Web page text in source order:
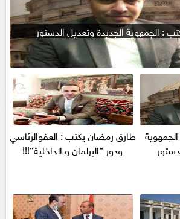
: الجمهوية الجديدة وتعديل الدستور
طارق رمضان يكتب : العفوالرئاسي
ودور ”البرلمان و الداخلية”!!!